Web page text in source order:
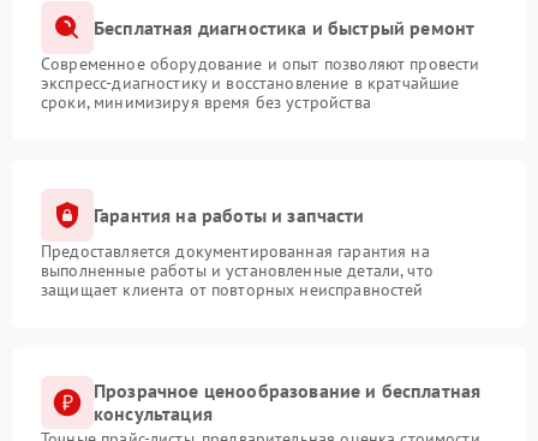
Бесплатная диагностика и быстрый ремонт
Современное оборудование и опыт позволяют провести
экспресс-диагностику и восстановление в кратчайшие
сроки, минимизируя время без устройства
Гарантия на работы и запчасти
Предоставляется документированная гарантия на
выполненные работы и установленные детали, что
защищает клиента от повторных неисправностей
Прозрачное ценообразование и бесплатная
консультация